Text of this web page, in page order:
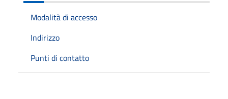
Modalità di accesso
Indirizzo
Punti di contatto